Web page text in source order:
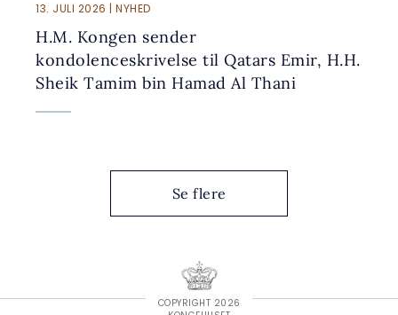
13. JULI 2026 | NYHED
H.M. Kongen sender
kondolenceskrivelse til Qatars Emir, H.H.
Sheik Tamim bin Hamad Al Thani
Se flere
COPYRIGHT 2026